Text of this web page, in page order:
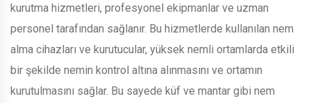
kurutma hizmetleri, profesyonel ekipmanlar ve uzman
personel tarafından sağlanır. Bu hizmetlerde kullanılan nem
alma cihazları ve kurutucular, yüksek nemli ortamlarda etkili
bir şekilde nemin kontrol altına alınmasını ve ortamın
kurutulmasını sağlar. Bu sayede küf ve mantar gibi nem